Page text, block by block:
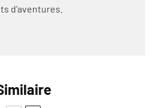
d'aventures.